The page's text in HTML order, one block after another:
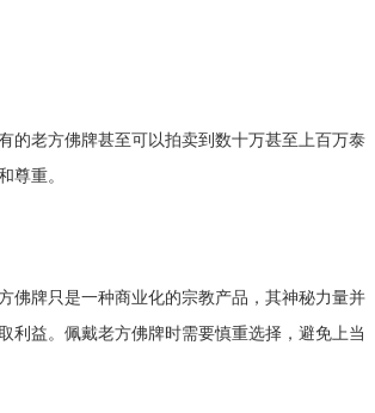
的老方佛牌甚至可以拍卖到数十万甚至上百万泰
尊重。
佛牌只是一种商业化的宗教产品，其神秘力量并
利益。佩戴老方佛牌时需要慎重选择，避免上当